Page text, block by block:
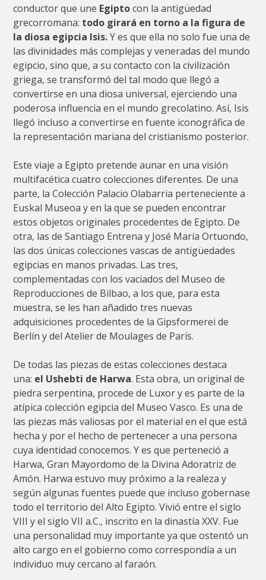
conductor que une Egiptocon la antigüedad
grecorromana: todo girará en torno a la figura de
la diosa egipcia Isis.Y es que ella no solo fue una de
las divinidades más complejas y veneradas del mundo
egipcio, sino que, a su contacto con la civilización
griega, se transformó del tal modo que llegó a
convertirse en una diosa universal, ejerciendo una
poderosa influencia en el mundo grecolatino. Así, Isis
llegó incluso a convertirse en fuente iconográfica de
la representación mariana del cristianismo posterior.
Este viaje a Egipto pretende aunar en una visión
multifacética cuatro colecciones diferentes. De una
parte, la Colección Palacio Olabarria perteneciente a
Euskal Museoa y en la que se pueden encontrar
estos objetos originales procedentes de Egipto. De
otra, las de Santiago Entrena y José María Ortuondo,
las dos únicas colecciones vascas de antigüedades
egipcias en manos privadas. Las tres,
complementadas con los vaciados del Museo de
Reproducciones de Bilbao, a los que, para esta
muestra, se les han añadido tres nuevas
adquisiciones procedentes de la Gipsformerei de
Berlín y del Atelier de Moulages de París.
De todas las piezas de estas colecciones destaca
una: el Ushebti de Harwa. Esta obra, un original de
piedra serpentina, procede de Luxor y es parte de la
atípica colección egipcia del Museo Vasco. Es una de
las piezas más valiosas por el material en el que está
hecha y por el hecho de pertenecer a una persona
cuya identidad conocemos. Y es que perteneció a
Harwa, Gran Mayordomo de la Divina Adoratriz de
Amón. Harwa estuvo muy próximo a la realeza y
según algunas fuentes puede que incluso gobernase
todo el territorio del Alto Egipto. Vivió entre el siglo
VIII y el siglo VII a.C., inscrito en la dinastía XXV. Fue
una personalidad muy importante ya que ostentó un
alto cargo en el gobierno como correspondía a un
individuo muy cercano al faraón.